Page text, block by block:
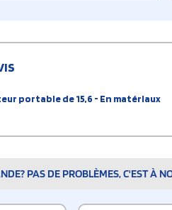
portable de 15,6 - En matériaux
PAS DE PROBLÈMES, C'EST À